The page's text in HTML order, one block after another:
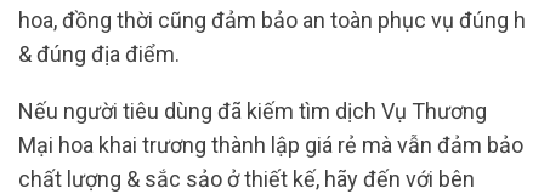
hoa, đồng thời cũng đảm bảo an toàn phục vụ đúng h
& đúng địa điểm.
Nếu người tiêu dùng đã kiếm tìm dịch Vụ Thương
Mại hoa khai trương thành lập giá rẻ mà vẫn đảm bảo
chất lượng & sắc sảo ở thiết kế, hãy đến với bên